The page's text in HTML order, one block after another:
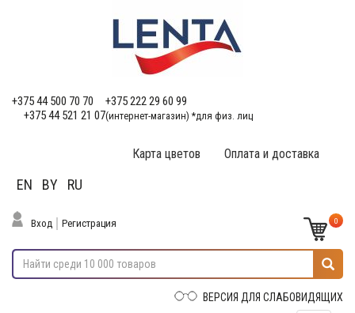
+375 44 500 70 70
+375 222 29 60 99
+375 44 521 21 07(интернет-магазин) *для физ. лиц
Оплата и доставка
Карта цветов
EN BY RU
Вход Регистрация 0
ВЕРСИЯ ДЛЯ СЛАБОВИДЯЩИХ